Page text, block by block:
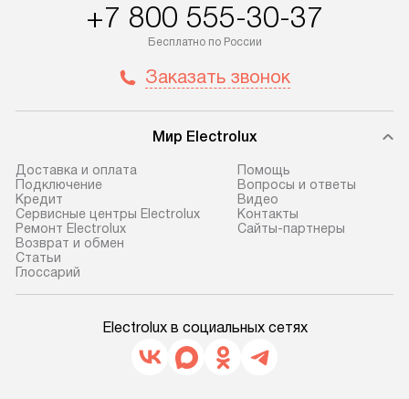
+7 800 555-30-37
Бесплатно по России
Заказать звонок
Мир Electrolux
Доставка и оплата
Подключение
Кредит
Сервисные центры Electrolux
Ремонт Electrolux
Возврат и обмен
Cтатьи
Глоссарий
Помощь
Вопросы и ответы
Видео
Контакты
Сайты-партнеры
Electrolux в социальных сетях